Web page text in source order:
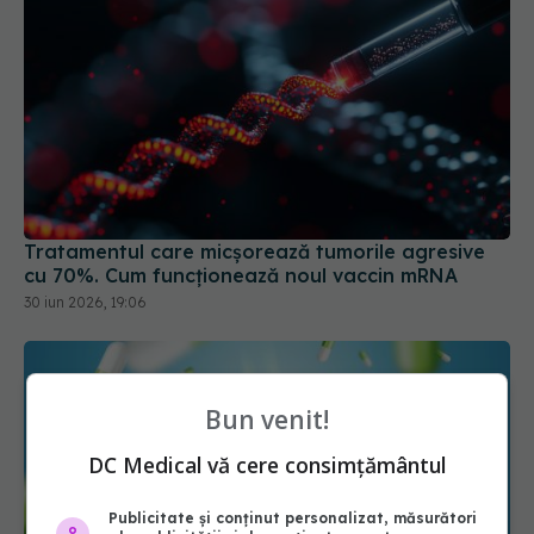
Tratamentul care micșorează tumorile agresive
cu 70%. Cum funcționează noul vaccin mRNA
30 iun 2026, 19:06
Bun venit!
DC Medical vă cere consimțământul
Publicitate și conținut personalizat, măsurători